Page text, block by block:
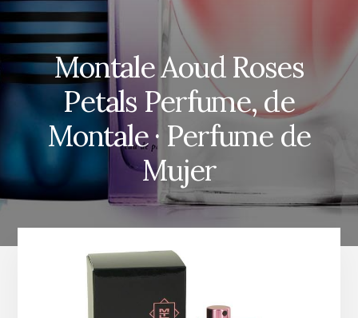
Montale Aoud Roses
Petals Perfume, de
Montale · Perfume de
Mujer